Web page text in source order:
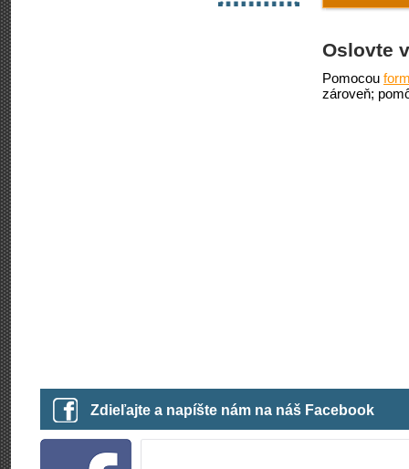
Oslovte
Pomocou
zároveň;
Zdieľajte a napíšte nám na náš Facebook